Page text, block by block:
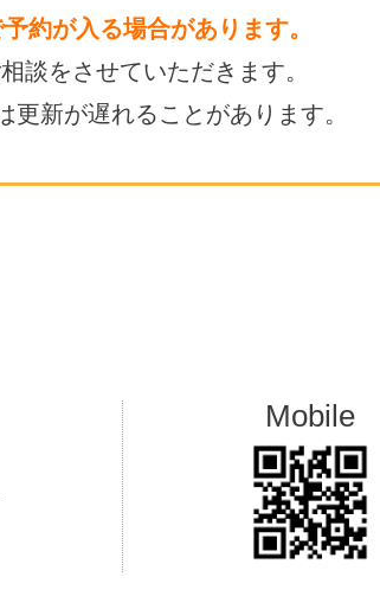
約が入る場合があります。
談をさせていただきます。
更新が遅れることがあります。
Mobile